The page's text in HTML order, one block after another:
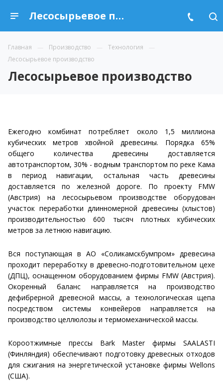
Лесосырьевое производство
Главная Производство
Технология
Лесосырьевое производство
Лесосырьевое производство
Ежегодно комбинат потребляет около 1,5 миллиона
кубических метров хвойной древесины. Порядка 65%
общего количества древесины доставляется
автотранспортом, 30% - водным транспортом по реке Кама
в период навигации, остальная часть древесины
доставляется по железной дороге. По проекту FMW
(Австрия) на лесосырьевом производстве оборудован
участок переработки длинномерной древесины (хлыстов)
производительностью 600 тысяч плотных кубических
метров за летнюю навигацию.
Вся поступающая в АО «Соликамскбумпром» древесина
проходит переработку в древесно-подготовительном цехе
(ДПЦ), оснащенном оборудованием фирмы FMW (Австрия).
Окоренный баланс направляется на производство
дефибрерной древесной массы, а технологическая щепа
посредством системы конвейеров направляется на
производство целлюлозы и термомеханической массы.
Короотжимные прессы Bark Master фирмы SAALASTI
(Финляндия) обеспечивают подготовку древесных отходов
для сжигания на энергетической установке фирмы Wellons
(США).